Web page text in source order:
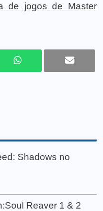
de jogos de Master
Shadows no
Reaver 1 & 2